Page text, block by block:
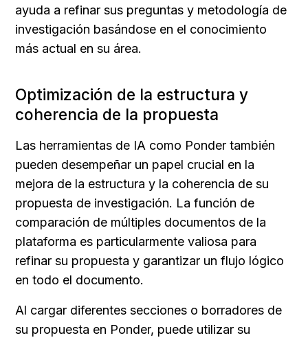
ayuda a refinar sus preguntas y metodología de
investigación basándose en el conocimiento
más actual en su área.
Optimización de la estructura y
coherencia de la propuesta
Las herramientas de IA como Ponder también
pueden desempeñar un papel crucial en la
mejora de la estructura y la coherencia de su
propuesta de investigación. La función de
comparación de múltiples documentos de la
plataforma es particularmente valiosa para
refinar su propuesta y garantizar un flujo lógico
en todo el documento.
Al cargar diferentes secciones o borradores de
su propuesta en Ponder, puede utilizar su